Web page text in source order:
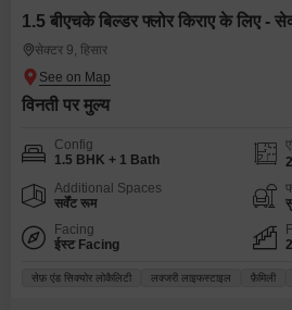
1.5 बीएचके बिल्डर फ्लोर किराए के लिए -
सेक्टर 9, हिसार
विनती पर मुल्य
Config
1.5 BHK + 1 Bath
Additional Spaces
सर्वेंट रूम
Facing
ईस्ट Facing
सेफ़ एंड सिक्योर लोकैलिटी लक्जरी लाइफस्टाइल फ़ैमिली